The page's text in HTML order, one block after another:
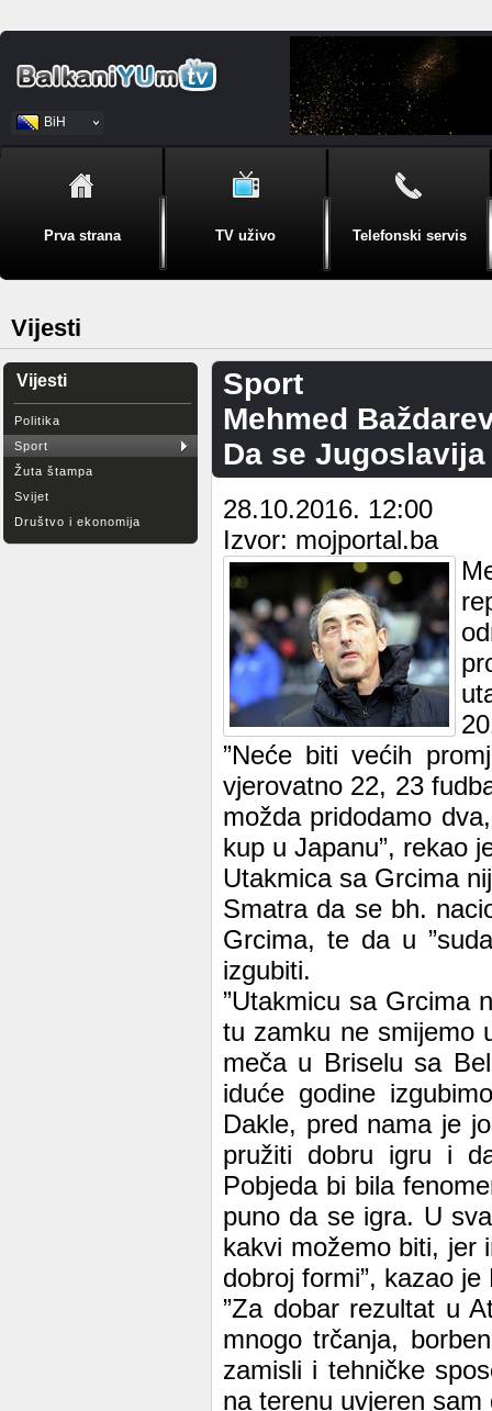
BiH
Srpski
Prva strana TV uživo Telefonski servis
Vijesti
Vijesti
Politika
Sport
Žuta štampa
Svijet
Društvo i ekonomija
Sport
Mehmed
Da se
28.10.2016. 12:00
Izvor: mojportal.ba
”Neće biti većih
vjerovatno 22, 23
možda pridodamo
kup u Japanu”, rekao
Utakmica sa Grcima
Smatra da se bh.
Grcima, te da u
izgubiti.
”Utakmicu sa Grcima
tu zamku ne smijemo
meča u Briselu sa
iduće godine
Dakle, pred nama je
pružiti dobru igru i
Pobjeda bi bila
puno da se igra. U
kakvi možemo biti, jer
dobroj formi”, kazao
”Za dobar rezultat u
mnogo trčanja,
zamisli i tehničke
na terenu uvjeren sam